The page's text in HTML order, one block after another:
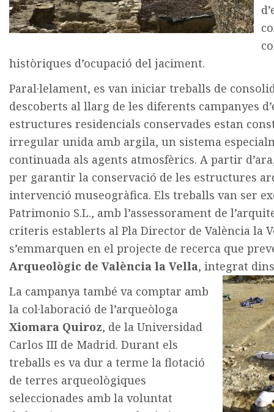
històriques d’ocupació del jaciment.
Paral·lelament, es van iniciar treballs de
descoberts al llarg de les diferents campanyes
estructures residencials conservades estan
irregular unida amb argila, un sistema
continuada als agents atmosfèrics. A partir
per garantir la conservació de les estructures
intervenció museogràfica. Els treballs van ser
Patrimonio S.L., amb l’assessorament de
criteris establerts al Pla Director de València la
s’emmarquen en el projecte de recerca que
Arqueològic de València la Vella, integrat
La campanya també va comptar amb
la col·laboració de l’arqueòloga
Xiomara Quiroz, de la Universidad
Carlos III de Madrid. Durant els
treballs es va dur a terme la flotació
de terres arqueològiques
seleccionades amb la voluntat